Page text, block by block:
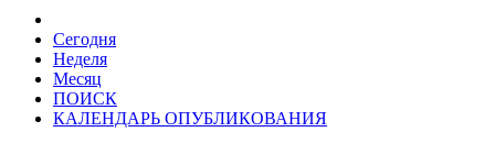
Сегодня
Неделя
Месяц
ПОИСК
КАЛЕНДАРЬ ОПУБЛИКОВАНИЯ